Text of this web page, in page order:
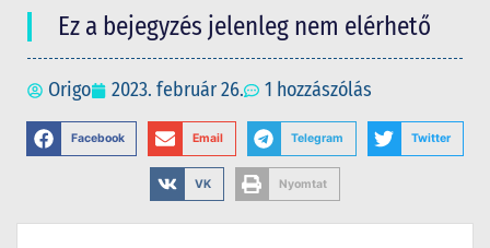
Ez a bejegyzés jelenleg nem elérhető
Origo 2023. február 26. 1 hozzászólás
Facebook Email Telegram Twitter
VK Nyomtat